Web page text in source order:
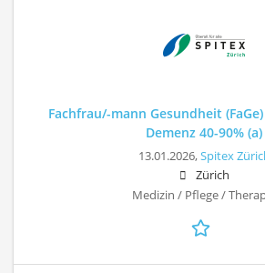
Fachfrau/-mann Gesundheit
Demenz 40-90% (a)
13.01.2026,Spitex
Zürich
Medizin / Pflege /